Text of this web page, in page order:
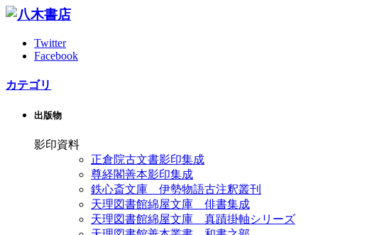
Twitter
Facebook
カテゴリ
出版物
影印資料
正倉院古文書影印集成
尊経閣善本影印集成
鉄心斎文庫 伊勢物語古注釈叢刊
天理図書館綿屋文庫 俳書集成
天理図書館綿屋文庫 真蹟掛軸シリーズ